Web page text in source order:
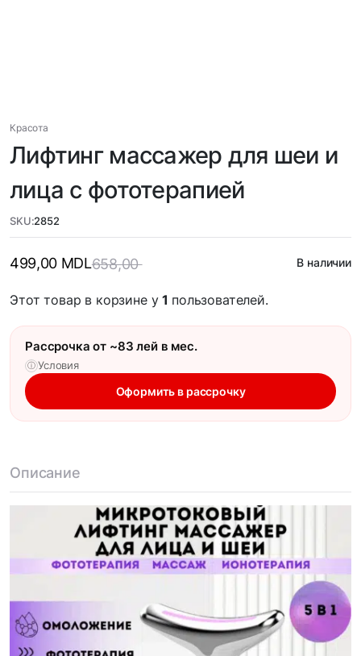
Красота
Лифтинг массажер для шеи и
лица с фототерапией
SKU:2852
658,00
499,00 MDL В наличии
Этот товар в корзине у1 пользователей.
Рассрочка от ~83 лей в мес.
ⓘ Условия
Оформить в рассрочку
Описание